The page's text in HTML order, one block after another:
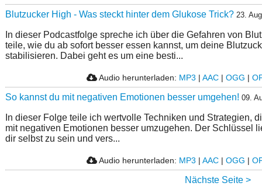
Blutzucker High - Was steckt hinter dem Glukose Trick? 23.
In dieser Podcastfolge spreche ich über die Gefahren von
teile, wie du ab sofort besser essen kannst, um deine
stabilisieren. Dabei geht es um eine besti...
Audio herunterladen: MP3 | AAC| OGG |
So kannst du mit negativen Emotionen besser umgehen! 09.
In dieser Folge teile ich wertvolle Techniken und Strategien,
mit negativen Emotionen besser umzugehen. Der Schlüssel
dir selbst zu sein und vers...
Audio herunterladen: MP3 | AAC| OGG |
Nächste Seite >